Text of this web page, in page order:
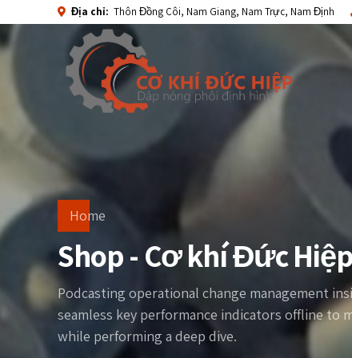
Địa chỉ: Thôn Đồng Côi, Nam Giang, Nam Trực, Nam Định
Home
Shop - Cơ khí Đức
Podcasting operational change management
seamless key performance indicators offline to
while performing a deep dive.